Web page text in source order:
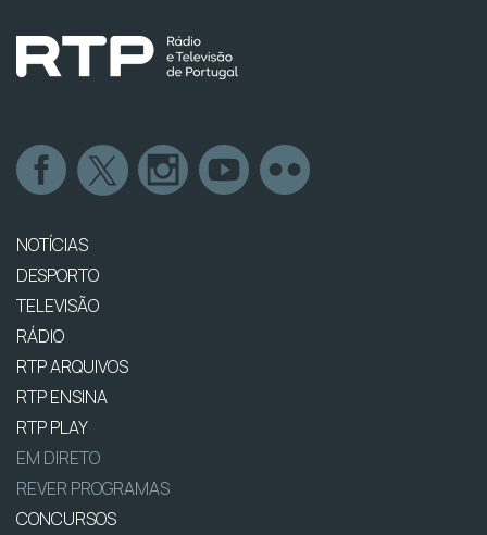
NOTÍCIAS
DESPORTO
TELEVISÃO
RÁDIO
RTP ARQUIVOS
RTP ENSINA
RTP PLAY
EM DIRETO
REVER PROGRAMAS
CONCURSOS